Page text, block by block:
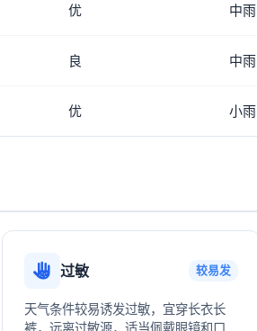
优 中雨
良 中雨
优 小雨
过敏 较易发
天气条件较易诱发过敏，宜穿长衣长
裤，远离过敏源，适当佩戴眼镜和口